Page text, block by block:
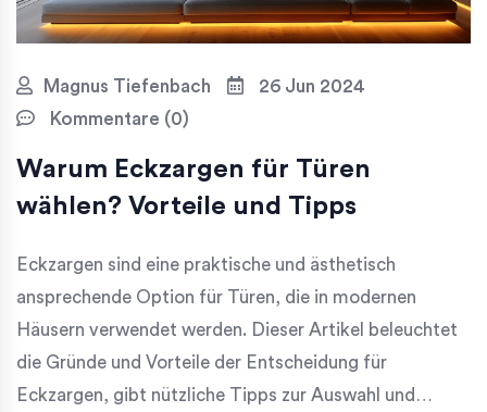
Magnus Tiefenbach
26 Jun 2024
Kommentare (0)
Warum Eckzargen für Türen
wählen? Vorteile und Tipps
Eckzargen sind eine praktische und ästhetisch
ansprechende Option für Türen, die in modernen
Häusern verwendet werden. Dieser Artikel beleuchtet
die Gründe und Vorteile der Entscheidung für
Eckzargen, gibt nützliche Tipps zur Auswahl und